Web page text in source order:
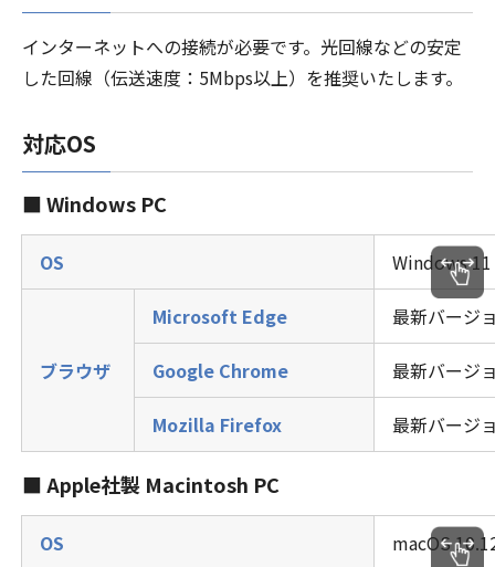
インターネットへの接続が必要です。光回線などの安定
した回線（伝送速度：5Mbps以上）を推奨いたします。
対応OS
■ Windows PC
OS Windows
ブラウザ
Microsoft Edge 最新バージ
Google Chrome 最新バージ
Mozilla Firefox 最新バージ
■ Apple社製 Macintosh PC
OS macOS